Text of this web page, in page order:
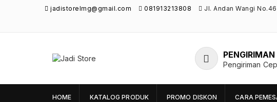
jadistorelmg@gmail.com 081913213808 Jl. Andan Wangi
Unik di Lamongan
PENGIRIMAN
Pengiriman
HOME KATALOG PRODUK PROMO DISKON CARA